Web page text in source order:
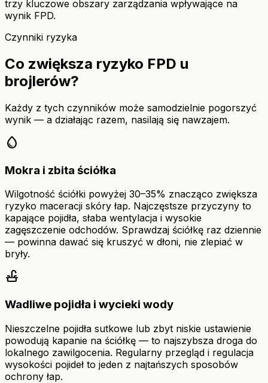
trzy kluczowe obszary zarządzania wpływające na
wynik FPD.
Czynniki ryzyka
Co zwiększa ryzyko FPD u
brojlerów?
Każdy z tych czynników może samodzielnie pogorszyć
wynik — a działając razem, nasilają się nawzajem.
water_drop
Mokra i zbita ściółka
Wilgotność ściółki powyżej 30–35% znacząco zwiększa
ryzyko maceracji skóry łap. Najczęstsze przyczyny to
kapające pojidła, słaba wentylacja i wysokie
zagęszczenie odchodów. Sprawdzaj ściółkę raz dziennie
— powinna dawać się kruszyć w dłoni, nie zlepiać w
bryły.
faucet
Wadliwe pojidła i wycieki wody
Nieszczelne pojidła sutkowe lub zbyt niskie ustawienie
powodują kapanie na ściółkę — to najszybsza droga do
lokalnego zawilgocenia. Regularny przegląd i regulacja
wysokości pojideł to jeden z najtańszych sposobów
ochrony łap.